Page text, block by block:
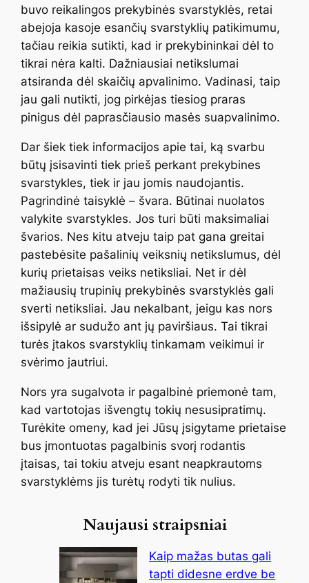
buvo reikalingos prekybinės svarstyklės, retai
abejoja kasoje esančių svarstyklių patikimumu,
tačiau reikia sutikti, kad ir prekybininkai dėl to
tikrai nėra kalti. Dažniausiai netikslumai
atsiranda dėl skaičių apvalinimo. Vadinasi, taip
jau gali nutikti, jog pirkėjas tiesiog praras
pinigus dėl paprasčiausio masės suapvalinimo.
Dar šiek tiek informacijos apie tai, ką svarbu
būtų įsisavinti tiek prieš perkant prekybines
svarstykles, tiek ir jau jomis naudojantis.
Pagrindinė taisyklė – švara. Būtinai nuolatos
valykite svarstykles. Jos turi būti maksimaliai
švarios. Nes kitu atveju taip pat gana greitai
pastebėsite pašalinių veiksnių netikslumus, dėl
kurių prietaisas veiks netiksliai. Net ir dėl
mažiausių trupinių prekybinės svarstyklės gali
sverti netiksliai. Jau nekalbant, jeigu kas nors
išsipylė ar sudužo ant jų paviršiaus. Tai tikrai
turės įtakos svarstyklių tinkamam veikimui ir
svėrimo jautriui.
Nors yra sugalvota ir pagalbinė priemonė tam,
kad vartotojas išvengtų tokių nesusipratimų.
Turėkite omeny, kad jei Jūsų įsigytame prietaise
bus įmontuotas pagalbinis svorį rodantis
įtaisas, tai tokiu atveju esant neapkrautoms
svarstyklėms jis turėtų rodyti tik nulius.
Naujausi straipsniai
Kaip mažas butas gali
tapti didesne erdve be